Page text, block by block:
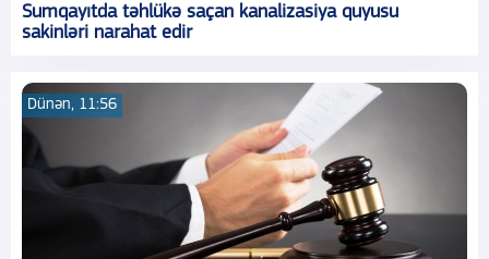
Sumqayıtda təhlükə saçan kanalizasiya quyusu
sakinləri narahat edir
Dünən, 11:56